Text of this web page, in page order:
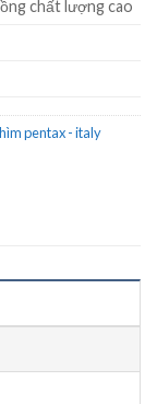
chất lượng cao
pentax - italy